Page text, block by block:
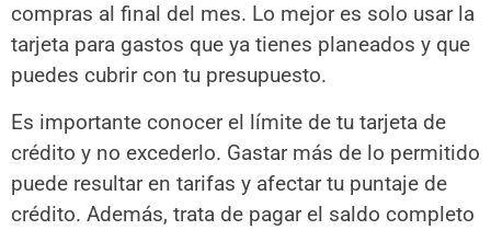
compras al final del mes. Lo mejor es solo usar la
tarjeta para gastos que ya tienes planeados y que
puedes cubrir con tu presupuesto.
Es importante conocer el límite de tu tarjeta de
crédito y no excederlo. Gastar más de lo permitido
puede resultar en tarifas y afectar tu puntaje de
crédito. Además, trata de pagar el saldo completo